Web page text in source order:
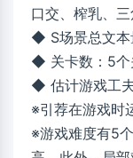
口交、榨乳、
◆ S场景总文本
◆ 关卡数：5个
◆ 估计游戏工
※引荐在游戏时
※游戏难度有5